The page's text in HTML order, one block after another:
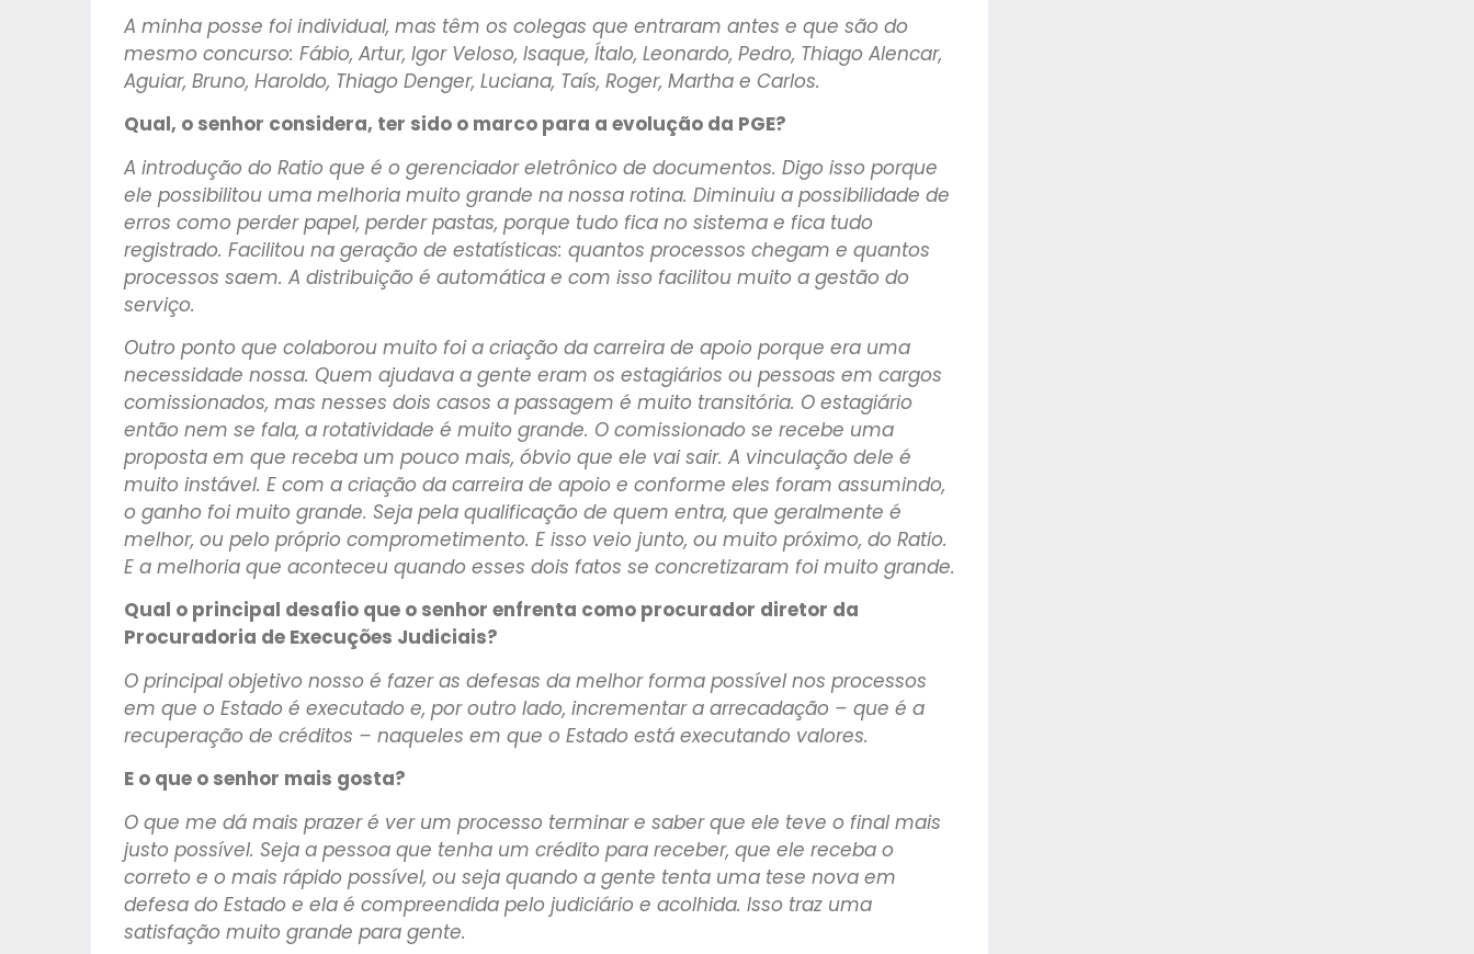
A minha posse foi individual, mas têm os colegas que entraram antes e que são do
mesmo concurso: Fábio, Artur, Igor Veloso, Isaque, Ítalo, Leonardo, Pedro, Thiago Alencar,
Aguiar, Bruno, Haroldo, Thiago Denger, Luciana, Taís, Roger, Martha e Carlos.
Qual, o senhor considera, ter sido o marco para a evolução da PGE?
A introdução do Ratio que é o gerenciador eletrônico de documentos. Digo isso porque
ele possibilitou uma melhoria muito grande na nossa rotina. Diminuiu a possibilidade de
erros como perder papel, perder pastas, porque tudo fica no sistema e fica tudo
registrado. Facilitou na geração de estatísticas: quantos processos chegam e quantos
processos saem. A distribuição é automática e com isso facilitou muito a gestão do
serviço.
Outro ponto que colaborou muito foi a criação da carreira de apoio porque era uma
necessidade nossa. Quem ajudava a gente eram os estagiários ou pessoas em cargos
comissionados, mas nesses dois casos a passagem é muito transitória. O estagiário
então nem se fala, a rotatividade é muito grande. O comissionado se recebe uma
proposta em que receba um pouco mais, óbvio que ele vai sair. A vinculação dele é
muito instável. E com a criação da carreira de apoio e conforme eles foram assumindo,
o ganho foi muito grande. Seja pela qualificação de quem entra, que geralmente é
melhor, ou pelo próprio comprometimento. E isso veio junto, ou muito próximo, do Ratio.
E a melhoria que aconteceu quando esses dois fatos se concretizaram foi muito grande.
Qual o principal desafio que o senhor enfrenta como procurador diretor da
Procuradoria de Execuções Judiciais?
O principal objetivo nosso é fazer as defesas da melhor forma possível nos processos
em que o Estado é executado e, por outro lado, incrementar a arrecadação – que é a
recuperação de créditos – naqueles em que o Estado está executando valores.
E o que o senhor mais gosta?
O que me dá mais prazer é ver um processo terminar e saber que ele teve o final mais
justo possível. Seja a pessoa que tenha um crédito para receber, que ele receba o
correto e o mais rápido possível, ou seja quando a gente tenta uma tese nova em
defesa do Estado e ela é compreendida pelo judiciário e acolhida. Isso traz uma
satisfação muito grande para gente.